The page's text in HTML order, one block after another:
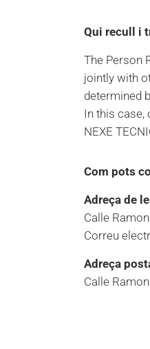
Qui recull i
The Person
jointly with
determined
In this case,
NEXE
Com pots
Adreça de
Calle
Correu
Adreça
Calle